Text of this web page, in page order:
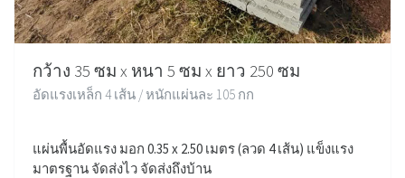
กว้าง 35 ซม x หนา 5 ซม x ยาว 250 ซม
อัดแรงเหล็ก 4 เส้น / หนักแผ่นละ 105 กก
แผ่นพื้นอัดแรง มอก 0.35 x 2.50 เมตร (ลวด 4 เส้น) แข็งแรง
มาตรฐาน จัดส่งไว จัดส่งถึงบ้าน